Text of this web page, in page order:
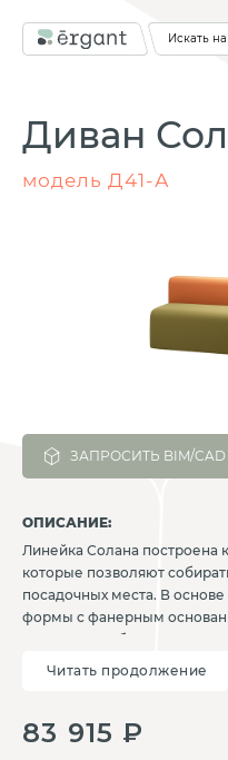
Искать
Диван
модель Д41-А
ЗАПРОСИТЬ BIM/CAD
ОПИСАНИЕ:
Линейка Солана построена
которые позволяют
посадочных места. В
формы с фанерным
ППУ и ПВВ. Обивка
искусственной кожи и
сиденье соединяются
элементов. Солана
интерьеров и открытых
Читать продолжение
83 915 ₽